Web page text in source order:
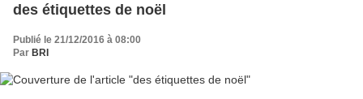
des étiquettes de noël
Publié le 21/12/2016 à 08:00
Par BRI